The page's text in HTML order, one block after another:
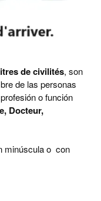
de civilités, son
de las personas
o función
Docteur,
minúscula o con